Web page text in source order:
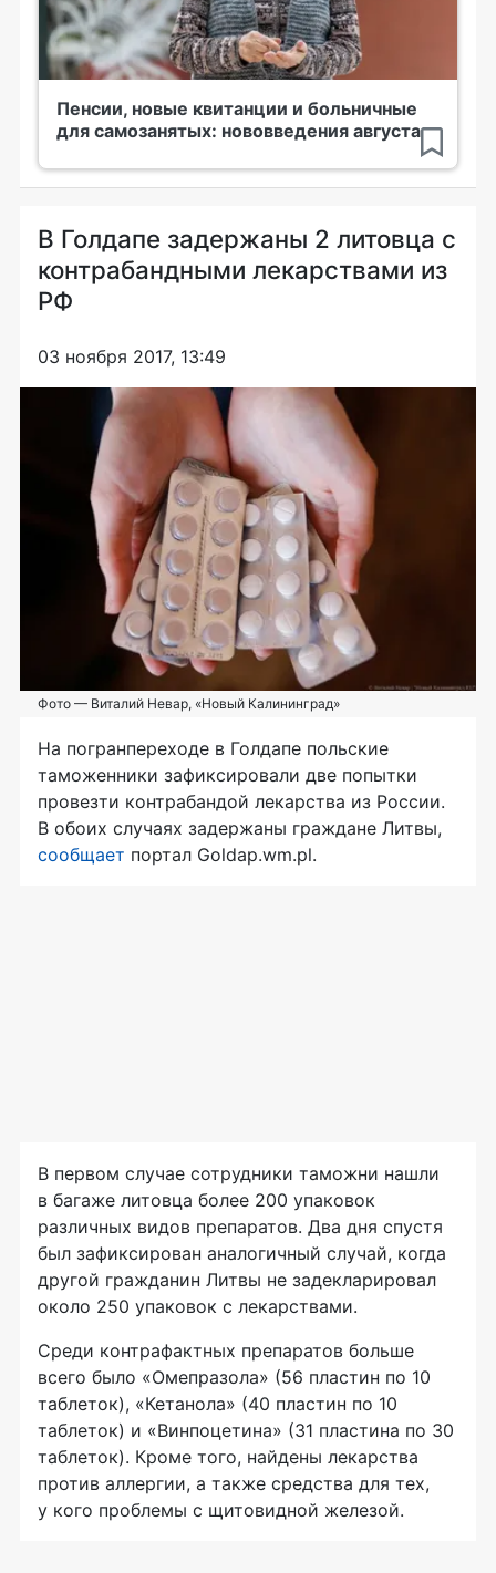
Пенсии, новые квитанции и больничные
для самозанятых: нововведения августа
В Голдапе задержаны 2 литовца с
контрабандными лекарствами из
РФ
03 ноября 2017, 13:49
Фото — Виталий Невар, «Новый Калининград»
На погранпереходе в Голдапе польские
таможенники зафиксировали две попытки
провезти контрабандой лекарства из России.
В обоих случаях задержаны граждане Литвы,
сообщает портал Goldap.wm.pl.
В первом случае сотрудники таможни нашли
в багаже литовца более 200 упаковок
различных видов препаратов. Два дня спустя
был зафиксирован аналогичный случай, когда
другой гражданин Литвы не задекларировал
около 250 упаковок с лекарствами.
Среди контрафактных препаратов больше
всего было «Омепразола» (56 пластин по 10
таблеток), «Кетанола» (40 пластин по 10
таблеток) и «Винпоцетина» (31 пластина по 30
таблеток). Кроме того, найдены лекарства
против аллергии, а также средства для тех,
у кого проблемы с щитовидной железой.